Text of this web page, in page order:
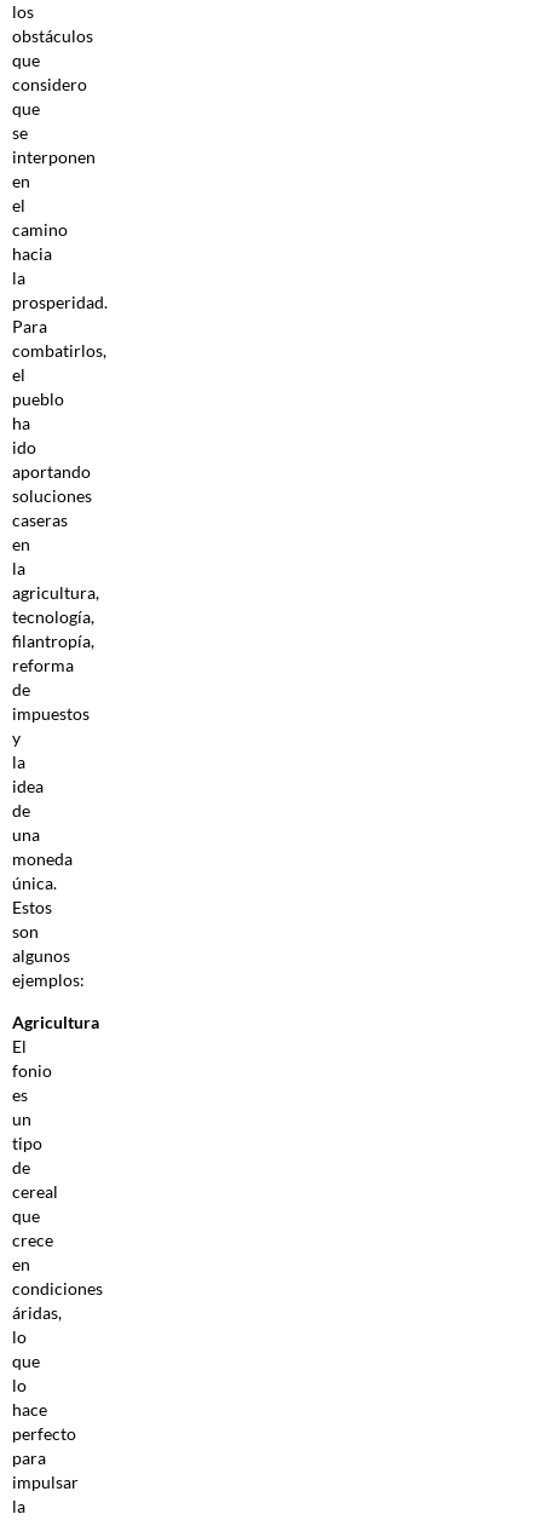
los
obstáculos
que
considero
que
se
interponen
en
el
camino
hacia
la
prosperidad.
Para
combatirlos,
el
pueblo
ha
ido
aportando
soluciones
caseras
en
la
agricultura,
tecnología,
filantropía,
reforma
de
impuestos
y
la
idea
de
una
moneda
única.
Estos
son
algunos
ejemplos:
Agricultura
El
fonio
es
un
tipo
de
cereal
que
crece
en
condiciones
áridas,
lo
que
lo
hace
perfecto
para
impulsar
la